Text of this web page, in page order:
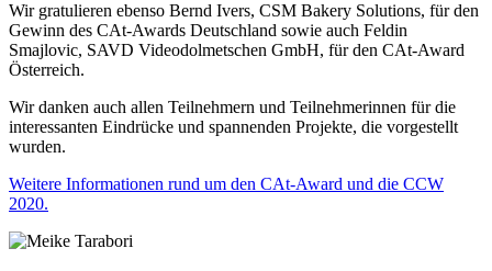
Wir gratulieren ebenso Bernd Ivers, CSM Bakery Solutions, für den
Gewinn des CAt-Awards Deutschland sowie auch Feldin
Smajlovic, SAVD Videodolmetschen GmbH, für den CAt-Award
Österreich.
Wir danken auch allen Teilnehmern und Teilnehmerinnen für die
interessanten Eindrücke und spannenden Projekte, die vorgestellt
wurden.
Weitere Informationen rund um den CAt-Award und die CCW
2020.